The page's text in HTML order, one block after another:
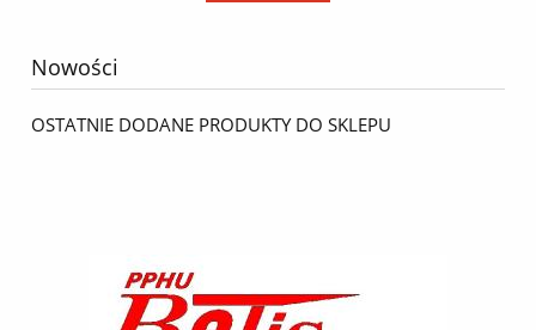
Nowości
OSTATNIE DODANE PRODUKTY DO SKLEPU